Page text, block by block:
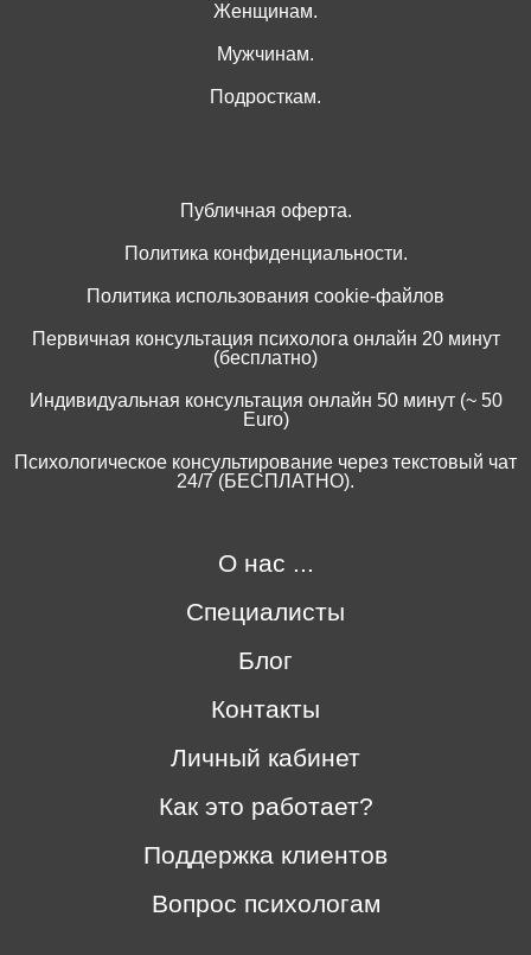
Женщинам.
Мужчинам.
Подросткам.
Публичная оферта.
Политика конфиденциальности.
Политика использования cookie-файлов
Первичная консультация психолога онлайн 20 минут
(бесплатно)
Индивидуальная консультация онлайн 50 минут (~ 50
Euro)
Психологическое консультирование через текстовый чат
24/7 (БЕСПЛАТНО).
О нас ...
Специалисты
Блог
Контакты
Личный кабинет
Как это работает?
Поддержка клиентов
Вопрос психологам